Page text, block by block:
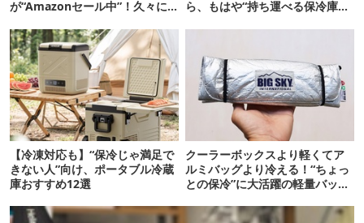
が“Amazonセール中”！久々に
ら、もはや“持ち運べる保冷庫
【冷凍対応も】“保冷じゃ満足で
きない人”向け、ポータブル冷蔵
庫おすすめ12選
クーラーボックスより軽くてア
ルミバッグより冷える！“ちょっ
との保冷”に大活躍の軽量バッグ